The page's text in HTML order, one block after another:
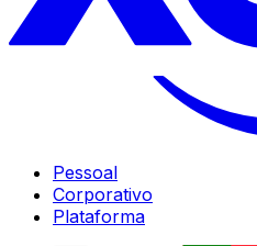
Pessoal
Corporativo
Plataforma